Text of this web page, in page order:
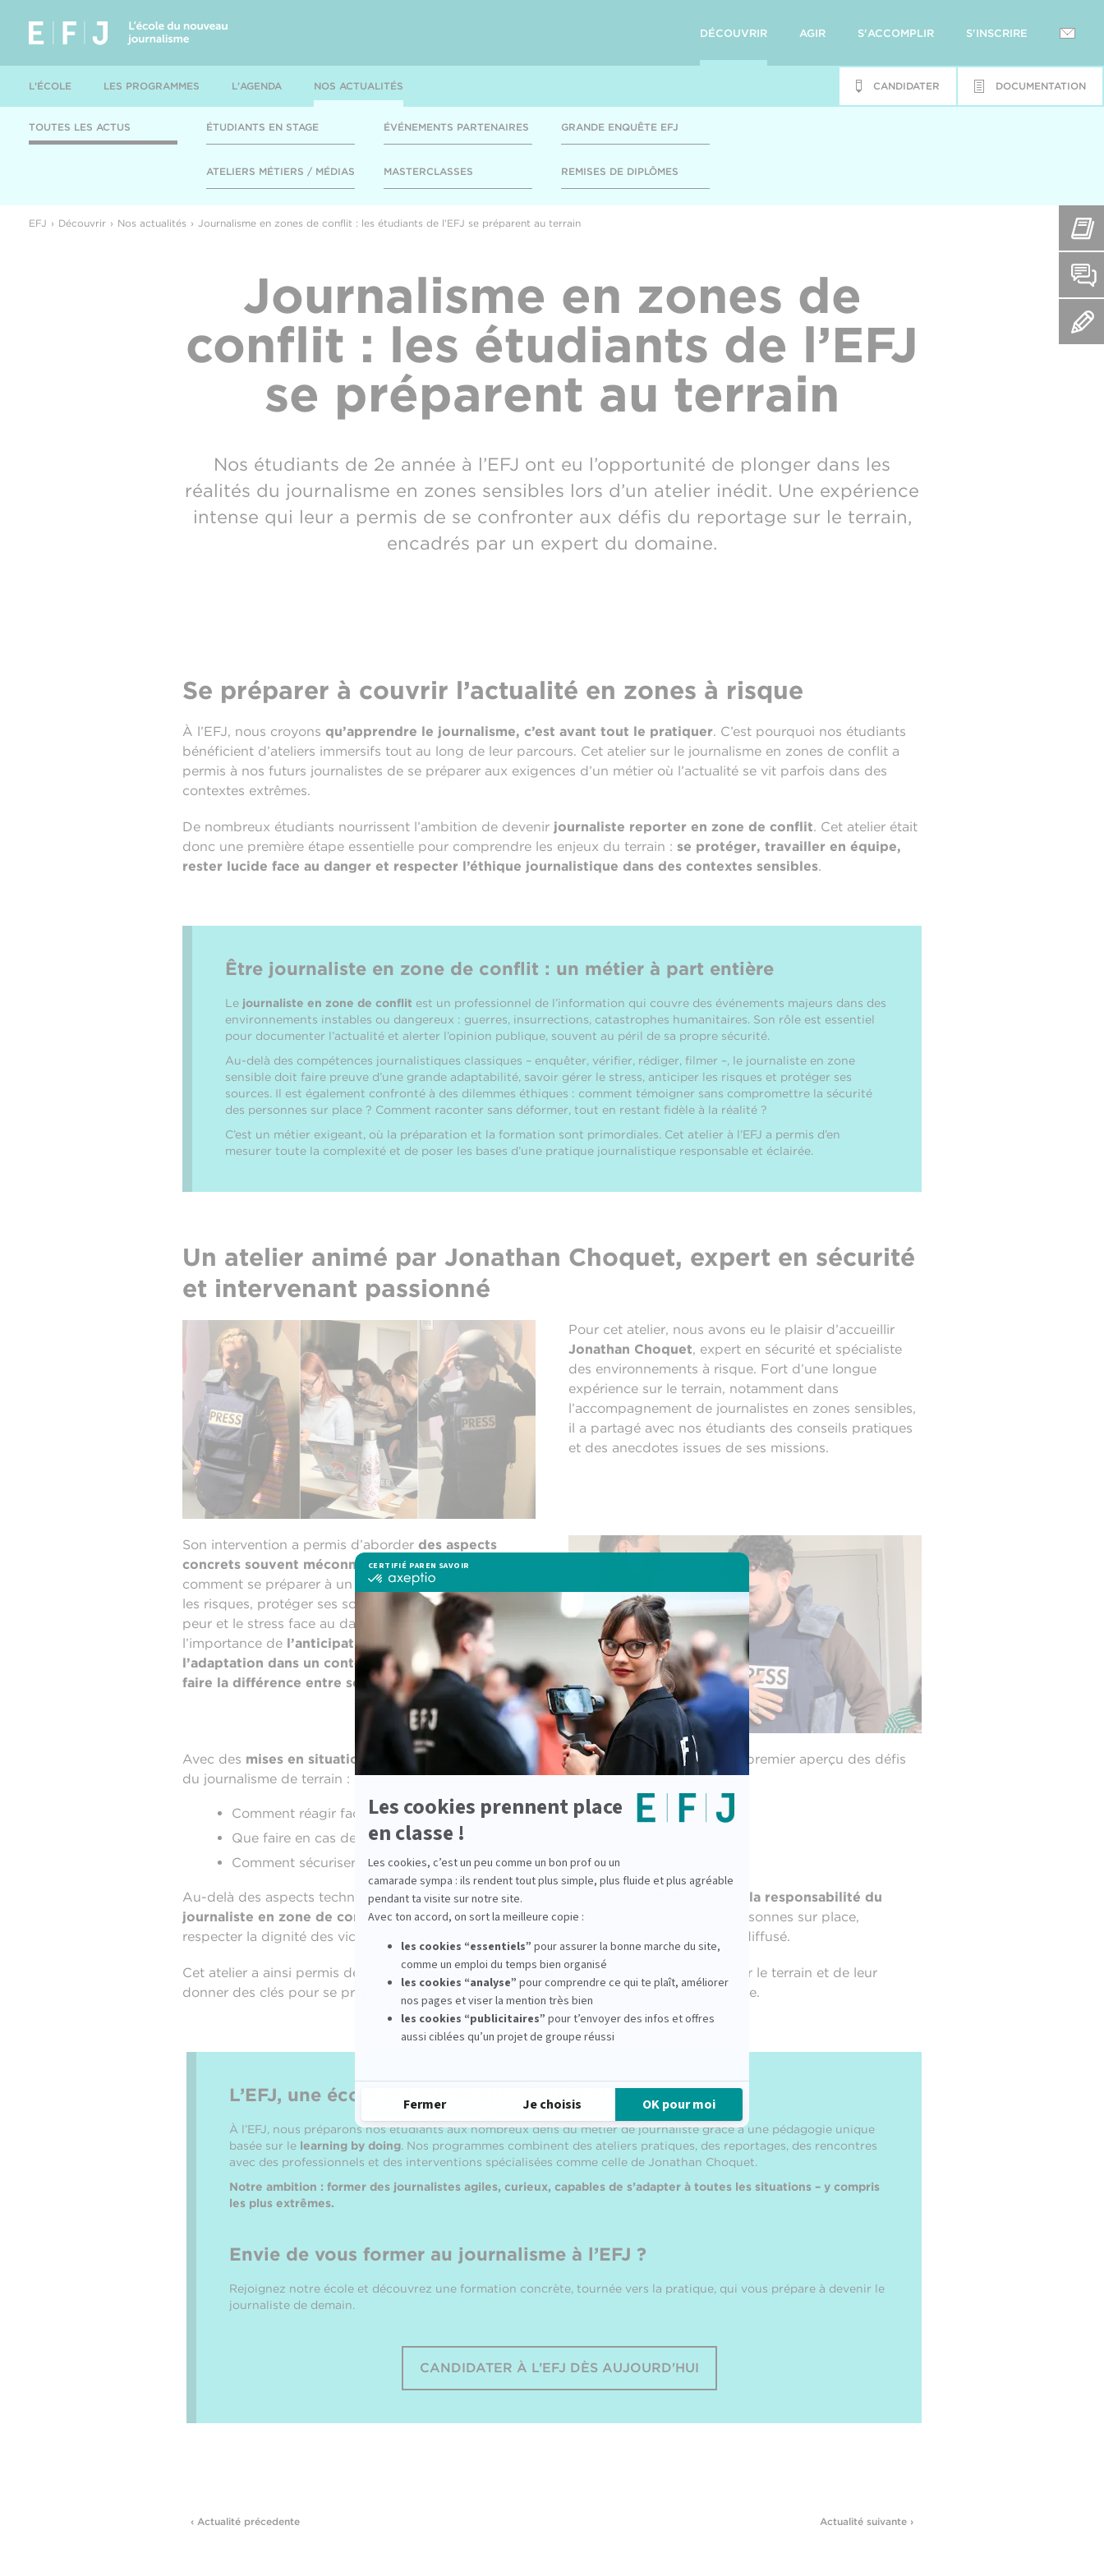
DÉCOUVRIR AGIR S'ACCOMPLIR S'INSCRIRE
L'ÉCOLE LES PROGRAMMES L'AGENDA NOS ACTUALITÉS DOCUMENTATION
CANDIDATER
TOUTES LES ACTUS ÉTUDIANTS EN STAGE
ATELIERS MÉTIERS / MÉDIAS
ÉVÉNEMENTS PARTENAIRES
MASTERCLASSES
GRANDE ENQUÊTE EFJ
REMISES DE DIPLÔMES
EFJ Découvrir Nos actualités Journalisme en zones de conflit : les étudiants de l’EFJ se préparent au terrain
Journalisme en zones de
conflit : les étudiants de l’EFJ
se préparent au terrain
Nos étudiants de 2e année à l’EFJ ont eu l’opportunité de plonger dans les
réalités du journalisme en zones sensibles lors d’un atelier inédit. Une expérience
intense qui leur a permis de se confronter aux défis du reportage sur le terrain,
encadrés par un expert du domaine.
Se préparer à couvrir l’actualité en zones à risque
À l’EFJ, nous croyons qu’apprendre le journalisme, c’est avant tout le pratiquer. C’est pourquoi nos étudiants
bénéficient d’ateliers immersifs tout au long de leur parcours. Cet atelier sur le journalisme en zones de conflit a
permis à nos futurs journalistes de se préparer aux exigences d’un métier où l’actualité se vit parfois dans des
contextes extrêmes.
De nombreux étudiants nourrissent l’ambition de devenir journaliste reporter en zone de conflit. Cet atelier était
donc une première étape essentielle pour comprendre les enjeux du terrain : se protéger, travailler en équipe,
rester lucide face au danger et respecter l’éthique journalistique dans des contextes sensibles.
Être journaliste en zone de conflit : un métier à part entière
Le journaliste en zone de conflit est un professionnel de l’information qui couvre des événements majeurs dans des
environnements instables ou dangereux : guerres, insurrections, catastrophes humanitaires. Son rôle est essentiel
pour documenter l’actualité et alerter l’opinion publique, souvent au péril de sa propre sécurité.
Au-delà des compétences journalistiques classiques – enquêter, vérifier, rédiger, filmer –, le journaliste en zone
sensible doit faire preuve d’une grande adaptabilité, savoir gérer le stress, anticiper les risques et protéger ses
sources. Il est également confronté à des dilemmes éthiques : comment témoigner sans compromettre la sécurité
des personnes sur place ? Comment raconter sans déformer, tout en restant fidèle à la réalité ?
C’est un métier exigeant, où la préparation et la formation sont primordiales. Cet atelier à l’EFJ a permis d’en
mesurer toute la complexité et de poser les bases d’une pratique journalistique responsable et éclairée.
Un atelier animé par Jonathan Choquet, expert en sécurité
et intervenant passionné
Pour cet atelier, nous avons eu le plaisir d’accueillir
Jonathan Choquet, expert en sécurité et spécialiste
des environnements à risque. Fort d’une longue
expérience sur le terrain, notamment dans
l’accompagnement de journalistes en zones sensibles,
il a partagé avec nos étudiants des conseils pratiques
et des anecdotes issues de ses missions.
Son intervention a permis d’aborder des aspects
concrets souvent méconnus du grand public
comment se préparer à un départ en mission, évaluer
les risques, protéger ses sources, mais aussi gérer la
peur et le stress face au danger. Cet atelier insiste sur
l’importance de l’anticipation, de la rigueur et de
l’adaptation dans un contexte où chaque détail peut
faire la différence entre sécurité et mise en danger
Avec des mises en situation réalistes et immersives, l’atelier a offert aux étudiants un premier aperçu des défis
du journalisme de terrain :
Comment réagir face à un contrôle inattendu ?
Que faire en cas de bombardement ou d’évacuation d’urgence ?
Comment sécuriser ses déplacements et préserver ses sources ?
Au-delà des aspects techniques, il a également sensibilisé les étudiants à
l’éthique et à la responsabilité du
journaliste en zone de conflit: raconter les faits sans compromettre la sécurité des personnes sur place,
respecter la dignité des victimes, et mesurer l’impact de chaque image ou témoignage diffusé.
Cet atelier a ainsi permis de renforcer leur compréhension des réalités du journalisme sur le terrain et de leur
donner des clés pour se préparer à exercer ce métier avec professionnalisme et prudence.
L’EFJ, une école qui forme aux réalités du terrain
À l’EFJ, nous préparons nos étudiants aux nombreux défis du métier de journaliste grâce à une pédagogie unique
basée sur le learning by doing. Nos programmes combinent des ateliers pratiques, des reportages, des rencontres
avec des professionnels et des interventions spécialisées comme celle de Jonathan Choquet.
Notre ambition : former des journalistes agiles, curieux, capables de s’adapter à toutes les situations – y compris
les plus extrêmes.
Envie de vous former au journalisme à l’EFJ ?
Rejoignez notre école et découvrez une formation concrète, tournée vers la pratique, qui vous prépare à devenir le
journaliste de demain.
CANDIDATER À L’EFJ DÈS AUJOURD'HUI
‹ Actualité précedente Actualité suivante ›